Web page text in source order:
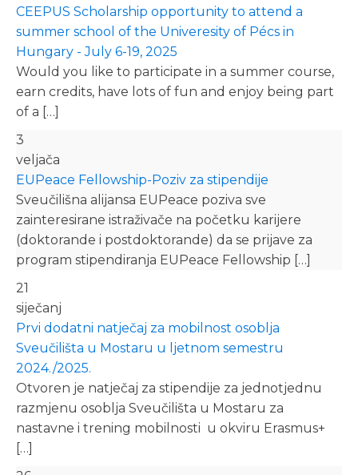
CEEPUS Scholarship opportunity to attend a
summer school of the Univeresity of Pécs in
Hungary - July 6-19, 2025
Would you like to participate in a summer course,
earn credits, have lots of fun and enjoy being part
of a […]
3
veljača
EUPeace Fellowship-Poziv za stipendije
Sveučilišna alijansa EUPeace poziva sve
zainteresirane istraživače na početku karijere
(doktorande i postdoktorande) da se prijave za
program stipendiranja EUPeace Fellowship […]
21
siječanj
Prvi dodatni natječaj za mobilnost osoblja
Sveučilišta u Mostaru u ljetnom semestru
2024./2025.
Otvoren je natječaj za stipendije za jednotjednu
razmjenu osoblja Sveučilišta u Mostaru za
nastavne i trening mobilnosti u okviru Erasmus+
[…]